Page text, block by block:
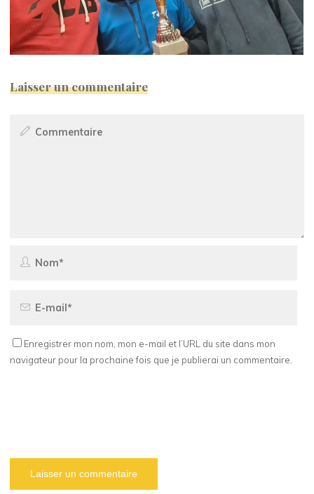
Laisser un commentaire
Enregistrer mon nom, mon e-mail et l’URL du site dans mon
navigateur pour la prochaine fois que je publierai un commentaire.